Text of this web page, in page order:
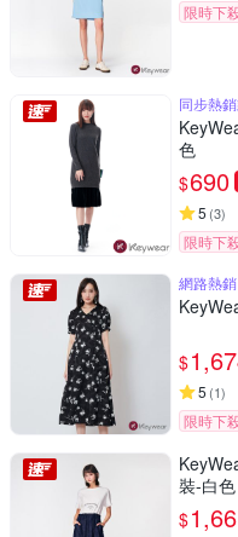
限時下
同步熱
色
$690
5 (3)
限時下
網路熱
$
5 (1)
限時下
裝-白色
$